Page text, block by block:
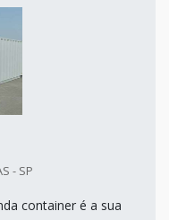
- SP
container é a sua